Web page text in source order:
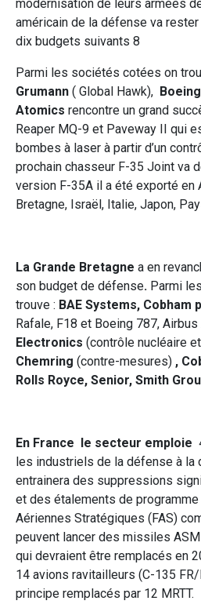
modernisation de leurs armées
américain de la défense va
dix budgets suivants 8
Parmi les sociétés cotées on
Grumann ( Global Hawk), Boeing
Atomics rencontre un grand
Reaper MQ-9 et Paveway II qui
bombes à laser à partir d’un
prochain chasseur F-35 Joint va
version F-35A il a été exporté en
Bretagne, Israël, Italie, Japon,
La Grande Bretagne a en
son budget de défense. Parmi
trouve : BAE Systems, Cobham
Rafale, F18 et Boeing 787, Airbus
Electronics (contrôle nucléaire
Chemring (contre-mesures) ,
Rolls Royce, Senior, Smith
En France le secteur emploie
les industriels de la défense à la
entrainera des suppressions
et des étalements de
Aériennes Stratégiques (FAS)
peuvent lancer des missiles
qui devraient être remplacés en
14 avions ravitailleurs (C-135
principe remplacés par 12 MRTT.